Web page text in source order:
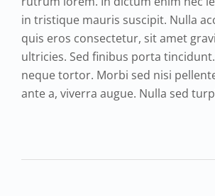
in tristique mauris suscipit. Nulla
quis eros consectetur, sit amet
ultricies. Sed finibus porta
neque tortor. Morbi sed nisi
ante a, viverra augue. Nulla sed